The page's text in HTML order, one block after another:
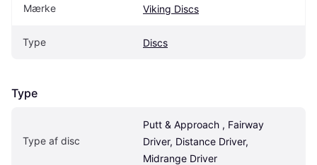
Mærke Viking Discs
Type Discs
Type
Type af disc
Putt & Approach , Fairway
Driver, Distance Driver,
Midrange Driver